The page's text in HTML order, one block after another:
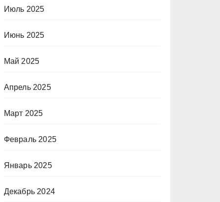
Июль 2025
Июнь 2025
Май 2025
Апрель 2025
Март 2025
Февраль 2025
Январь 2025
Декабрь 2024